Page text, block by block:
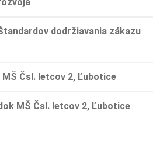
dodržiavania zákazu
Čsl. letcov 2, Ľubotice
MŠ Čsl. letcov 2, Ľubotice